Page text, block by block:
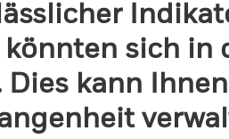
könnten sich in
kann